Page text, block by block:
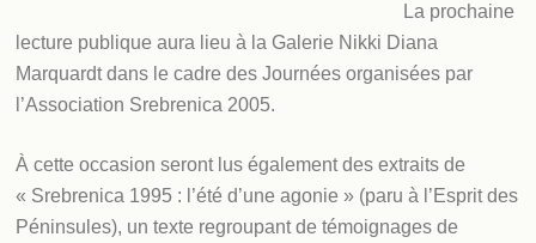
La prochaine
lecture publique aura lieu à la Galerie Nikki Diana
Marquardt dans le cadre des Journées organisées par
l’Association Srebrenica 2005.
À cette occasion seront lus également des extraits de
« Srebrenica 1995 : l’été d’une agonie » (paru à l’Esprit des
Péninsules), un texte regroupant de témoignages de